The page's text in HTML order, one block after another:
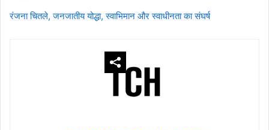
रंजना चितले, जनजातीय योद्धा, स्वाभिमान और स्वाधीनता का संघर्ष